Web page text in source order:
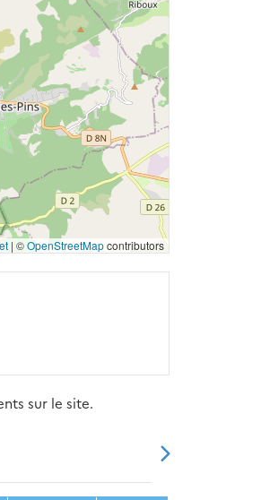
| ©OpenStreetMapcontributors
sur le site.